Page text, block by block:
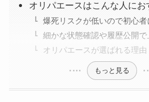
オリパエースはこんな人にお
爆死リスクが低いので初心者
細かな状態確認や履歴公開
オリパエースが選ばれる理由
もっと見る